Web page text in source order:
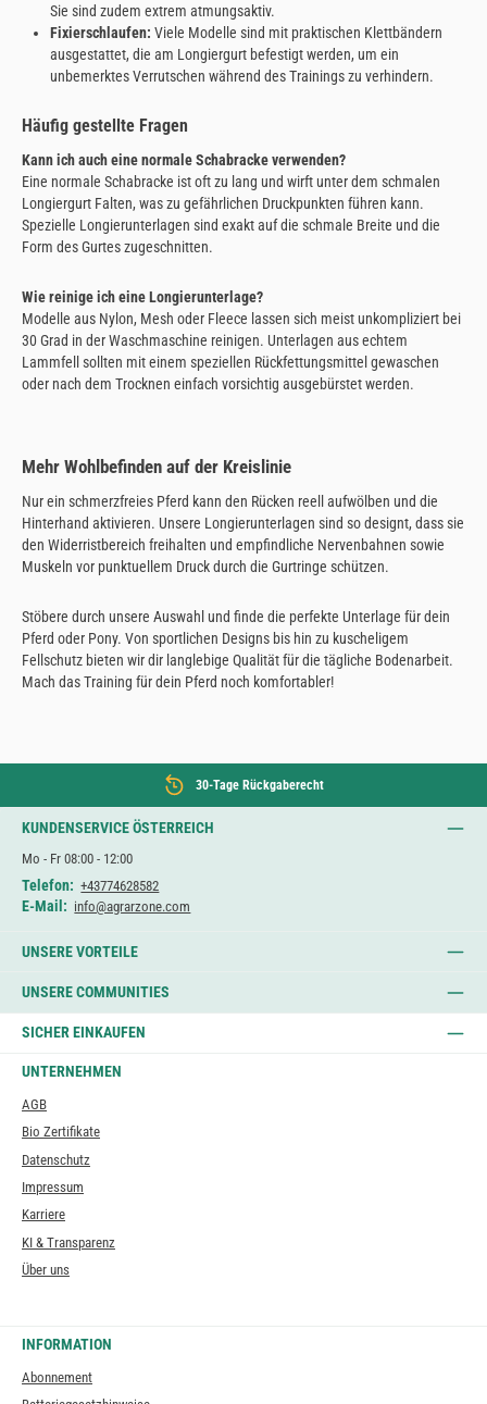
Sie sind zudem extrem atmungsaktiv.
Fixierschlaufen: Viele Modelle sind mit praktischen Klettbändern
ausgestattet, die am Longiergurt befestigt werden, um ein
unbemerktes Verrutschen während des Trainings zu verhindern.
Häufig gestellte Fragen
Kann ich auch eine normale Schabracke verwenden?
Eine normale Schabracke ist oft zu lang und wirft unter dem schmalen
Longiergurt Falten, was zu gefährlichen Druckpunkten führen kann.
Spezielle Longierunterlagen sind exakt auf die schmale Breite und die
Form des Gurtes zugeschnitten.
Wie reinige ich eine Longierunterlage?
Modelle aus Nylon, Mesh oder Fleece lassen sich meist unkompliziert bei
30 Grad in der Waschmaschine reinigen. Unterlagen aus echtem
Lammfell sollten mit einem speziellen Rückfettungsmittel gewaschen
oder nach dem Trocknen einfach vorsichtig ausgebürstet werden.
Mehr Wohlbefinden auf der Kreislinie
Nur ein schmerzfreies Pferd kann den Rücken reell aufwölben und die
Hinterhand aktivieren. Unsere Longierunterlagen sind so designt, dass sie
den Widerristbereich freihalten und empfindliche Nervenbahnen sowie
Muskeln vor punktuellem Druck durch die Gurtringe schützen.
Stöbere durch unsere Auswahl und finde die perfekte Unterlage für dein
Pferd oder Pony. Von sportlichen Designs bis hin zu kuscheligem
Fellschutz bieten wir dir langlebige Qualität für die tägliche Bodenarbeit.
Mach das Training für dein Pferd noch komfortabler!
30-Tage Rückgaberecht
KUNDENSERVICE ÖSTERREICH
Mo - Fr 08:00 - 12:00
Telefon: +43774628582
E-Mail: info@agrarzone.com
UNSERE VORTEILE
UNSERE COMMUNITIES
SICHER EINKAUFEN
UNTERNEHMEN
AGB
Bio Zertifikate
Datenschutz
Impressum
Karriere
KI & Transparenz
Über uns
INFORMATION
Abonnement